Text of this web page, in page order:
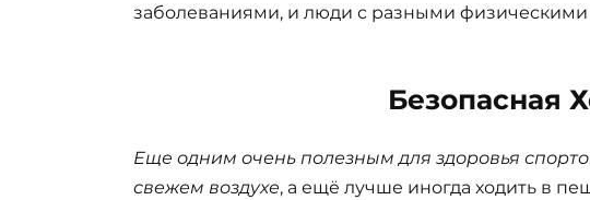
заболеваниями, и люди с разными
Безопасная
Еще одним очень полезным для здоровья
свежем воздухе, а ещё лучше иногда ходить в